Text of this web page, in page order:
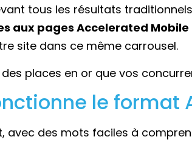
tous les résultats
aux pages Accelerated Mobile
site dans ce même carrousel.
places en or que vos
le format
avec des mots faciles à